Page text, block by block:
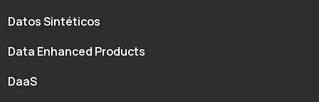
Datos Sintéticos
Data Enhanced Products
DaaS